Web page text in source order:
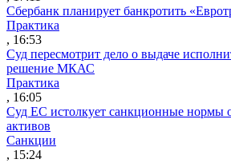
Сбербанк планирует банкротить
Практика
, 16:53
Суд пересмотрит дело о выдаче
решение МКАС
Практика
, 16:05
Суд ЕС истолкует санкционные нормы
активов
Санкции
, 15:24